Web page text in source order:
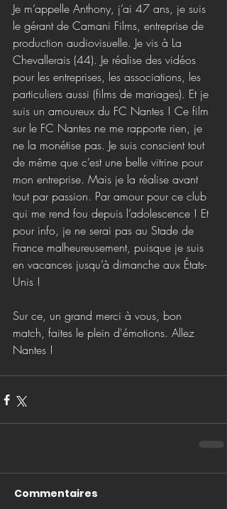
Je m’appelle Anthony, j’ai 47 ans, je suis
le gérant de Camani Films, entreprise de
production audiovisuelle. Je vis à La
Chevallerais (44). Je réalise des vidéos
pour les entreprises, les associations, les
particuliers aussi (films de mariages). Et je
suis un amoureux du FC Nantes ! Ce film
sur le FC Nantes ne me rapporte rien, je
ne la monétise pas. Je suis conscient tout
de même que c’est une belle vitrine pour
mon entreprise. Mais je la réalise avant
tout par passion. Par amour pour ce club
qui me rend fou depuis l’adolescence ! Et
pour info, je ne serai pas au Stade de
France malheureusement, puisque je suis
en vacances jusqu’à dimanche aux États-
Unis !
Sur ce, un grand merci à vous, bon
match, faites le plein d'émotions. Allez
Nantes !
Commentaires